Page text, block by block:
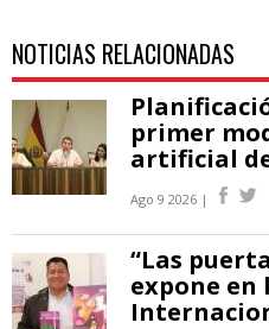
NOTICIAS RELACIONADAS
primer
artificial
Ago 9 2026 |
“Las
expone en